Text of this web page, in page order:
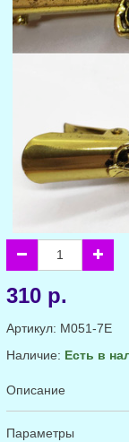
310 р.
Артикул: M051-7E
Наличие: Есть в
Описание
Параметры